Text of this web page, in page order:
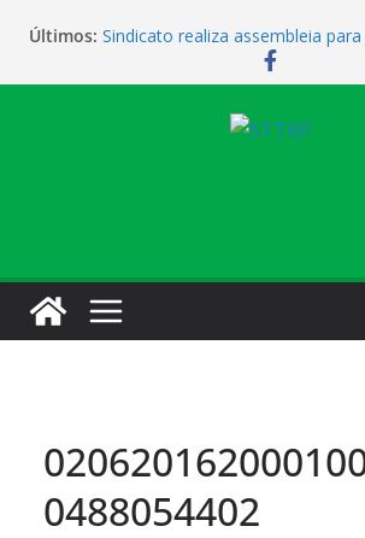
Últimos: Sindicato realiza assembleia
cobradores sobre novas
qualificação e recolocação
Sindicato promove encontro para
cobradores sobre qualificação e
0488054402